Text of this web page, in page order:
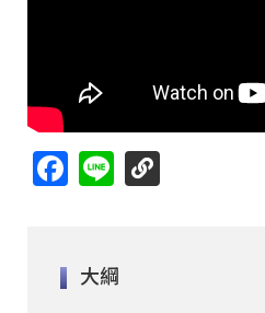
Facebook
Line
大綱